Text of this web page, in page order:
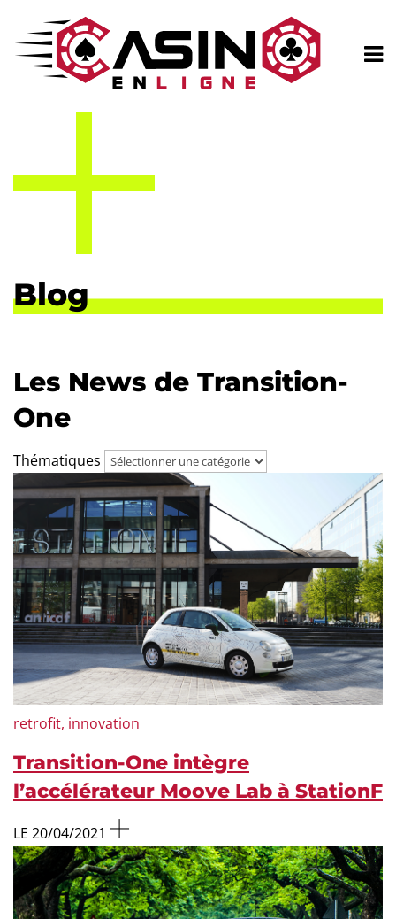
Blog
Les News de Transition-
One
Thématiques
retrofit, innovation
Transition-One intègre
l’accélérateur Moove Lab à StationF
LE 20/04/2021